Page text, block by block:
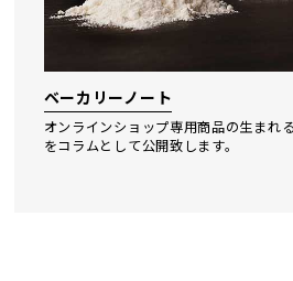
ベーカリーノート
オンラインショップ専⽤商品の⽣まれ
をコラムとして公開致します。